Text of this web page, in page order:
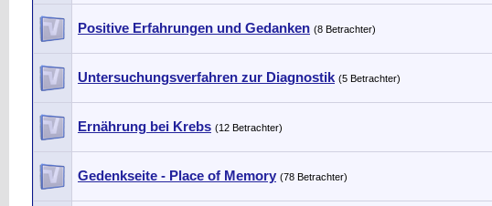
Positive Erfahrungen und Gedanken (8 Betrachter)
Untersuchungsverfahren zur Diagnostik (5 Betrachter)
Ernährung bei Krebs (12 Betrachter)
Gedenkseite - Place of Memory (78 Betrachter)